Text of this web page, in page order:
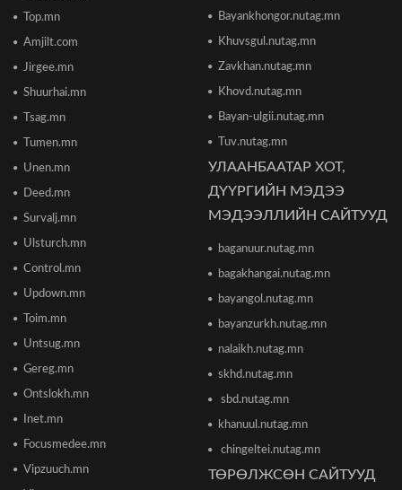
Парламент хар тамхины хэргийн ялын
2026/06/16 15:49
Ши Жиньпин Монголд айлчилна
"The MongolZ" баг IEM Cologne Major-2026
тэмцээнийг гуравдугаар шатнаас өндөрлүүллээ
ТЦА: Согтуугаар автомашин жолоодож долоон
тээврийн хэрэгсэл мөргөсөн этгээдийг
2026/06/16 12:47
өсөлтийн төсөөллөө бууруулжээ
Европын Төв банк 2023 оноос хойш анх удаа
бодлогын хүүгээ өсгөжээ
2026/06/12 15:05
Top.mn
Amjilt.com
Jirgee.mn
Shuurhai.mn
Tsag.mn
Tumen.mn
Unen.mn
Deed.mn
Survalj.mn
Ulsturch.mn
Control.mn
Updown.mn
Toim.mn
Untsug.mn
Gereg.mn
Ontslokh.mn
Inet.mn
Focusmedee.mn
Vipzuuch.mn
Bayankhongor.nutag.mn
Khuvsgul.nutag.mn
Zavkhan.nutag.mn
Khovd.nutag.mn
Bayan-ulgii.nutag.mn
Tuv.nutag.mn
УЛААНБААТАР ХОТ,
ДҮҮРГИЙН МЭДЭЭ
МЭДЭЭЛЛИЙН САЙТУУД
baganuur.nutag.mn
bagakhangai.nutag.mn
bayangol.nutag.mn
bayanzurkh.nutag.mn
nalaikh.nutag.mn
skhd.nutag.mn
sbd.nutag.mn
khanuul.nutag.mn
chingeltei.nutag.mn
ТӨРӨЛЖСӨН САЙТУУД